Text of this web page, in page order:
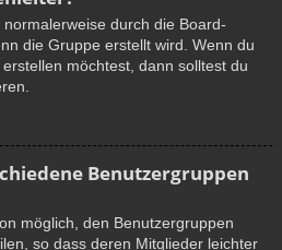
durch die Board-
die Gruppe erstellt wird. Wenn du
möchtest, dann solltest du
Benutzergruppen
möglich, den Benutzergruppen
so dass deren Mitglieder leichter